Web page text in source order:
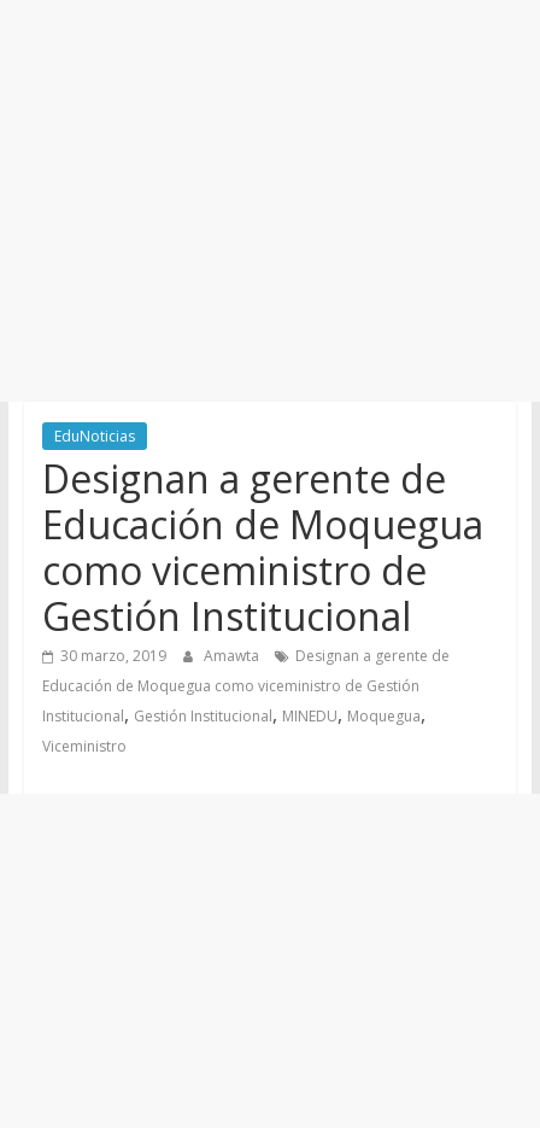
EduNoticias
Designan a gerente de
Educación de Moquegua
como viceministro de
Gestión Institucional
30 marzo, 2019 Amawta
Designan a gerente de
Educación de Moquegua como viceministro de Gestión
Institucional, Gestión Institucional, MINEDU, Moquegua,
Viceministro